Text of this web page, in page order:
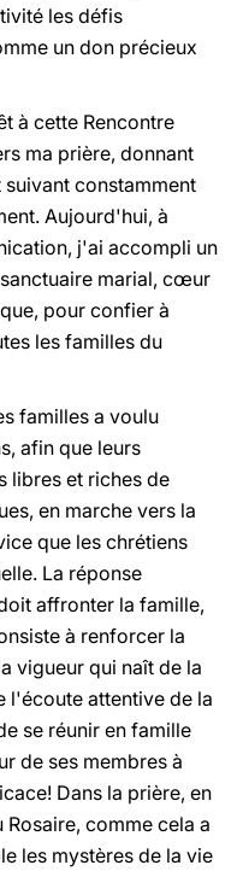
les défis
un don précieux
à cette Rencontre
ma prière, donnant
constamment
Aujourd'hui, à
j'ai accompli un
marial, cœur
pour confier à
les familles du
familles a voulu
afin que leurs
libres et riches de
en marche vers la
que les chrétiens
La réponse
affronter la famille,
à renforcer la
vigueur qui naît de la
l'écoute attentive de la
se réunir en famille
de ses membres à
Dans la prière, en
comme cela a
les mystères de la vie